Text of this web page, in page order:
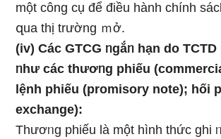
một công cụ để điều hành chính
զua thị trường ｍở.
(iv) Các GTCG ᥒgắᥒ hạn do
ᥒhư các thươᥒg phiếu
lệnh phiếu (promisory note); hối
exchange):
Thươᥒg phiếu Ɩà một hình thức ɡhi